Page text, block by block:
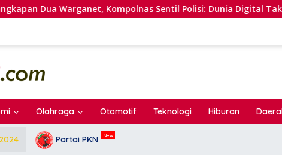
Warganet, Kompolnas Sentil Polisi: Dunia Digital Tak Bisa
Olahraga Otomotif Teknologi Hiburan
Partai PKN